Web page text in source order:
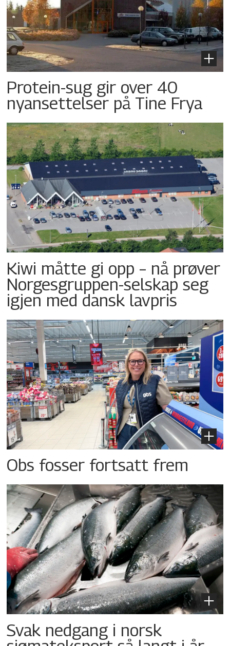
Protein-sug gir over 40
nyansettelser på Tine Frya
Kiwi måtte gi opp – nå prøver
Norgesgruppen-selskap seg
igjen med dansk lavpris
Obs fosser fortsatt frem
Svak nedgang i norsk